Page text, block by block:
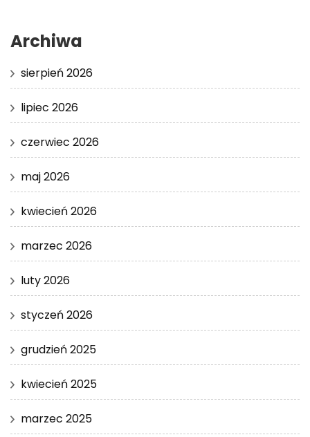
Archiwa
sierpień 2026
lipiec 2026
czerwiec 2026
maj 2026
kwiecień 2026
marzec 2026
luty 2026
styczeń 2026
grudzień 2025
kwiecień 2025
marzec 2025